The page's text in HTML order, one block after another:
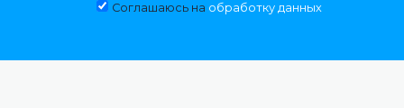
Соглашаюсь на обработку данных